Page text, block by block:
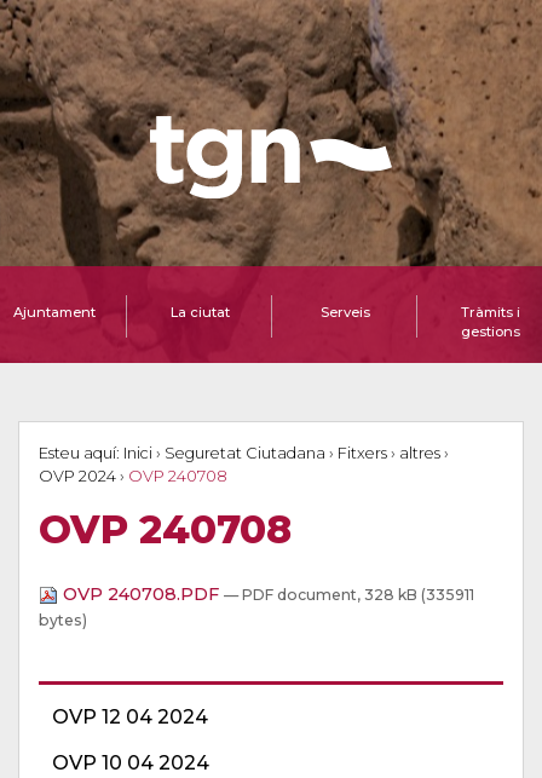
Ajuntament La ciutat Serveis
Tràmits i
gestions
Esteu aquí: Inici › Seguretat Ciutadana › Fitxers › altres ›
OVP 2024 › OVP 240708
OVP 240708
OVP 12 04 2024
OVP 10 04 2024
OVP 240708.PDF — PDF document, 328 kB (335911
bytes)